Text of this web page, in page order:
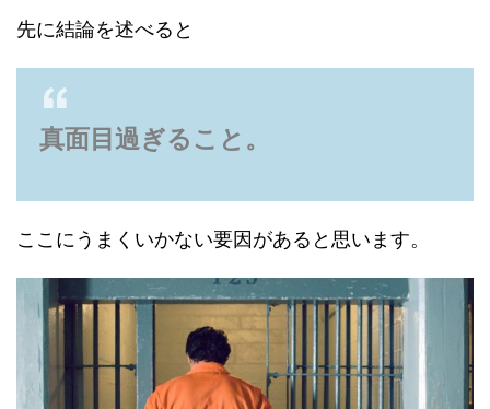
先に結論を述べると
真面目過ぎること。
ここにうまくいかない要因があると思います。